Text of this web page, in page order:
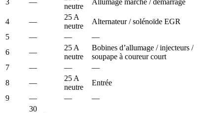
neutre
4 —
25 A
neutre
Alternateur / solénoïde EGR
5
— —
—
6
—
25 A
neutre
Bobines d’allumage / injecteurs /
soupape à coureur court
7
— —
—
8
—
25 A
neutre
Entrée
9
— — —
30